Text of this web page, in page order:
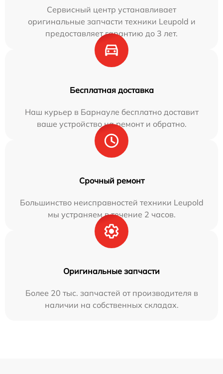
Сервисный центр устанавливает
оригинальные запчасти техники Leupold и
предоставляет гарантию до 3 лет.
Бесплатная доставка
Наш курьер в Барнауле бесплатно доставит
ваше устройство на ремонт и обратно.
Срочный ремонт
Большинство неисправностей техники Leupold
мы устраняем в течение 2 часов.
Оригинальные запчасти
Более 20 тыс. запчастей от производителя в
наличии на собственных складах.